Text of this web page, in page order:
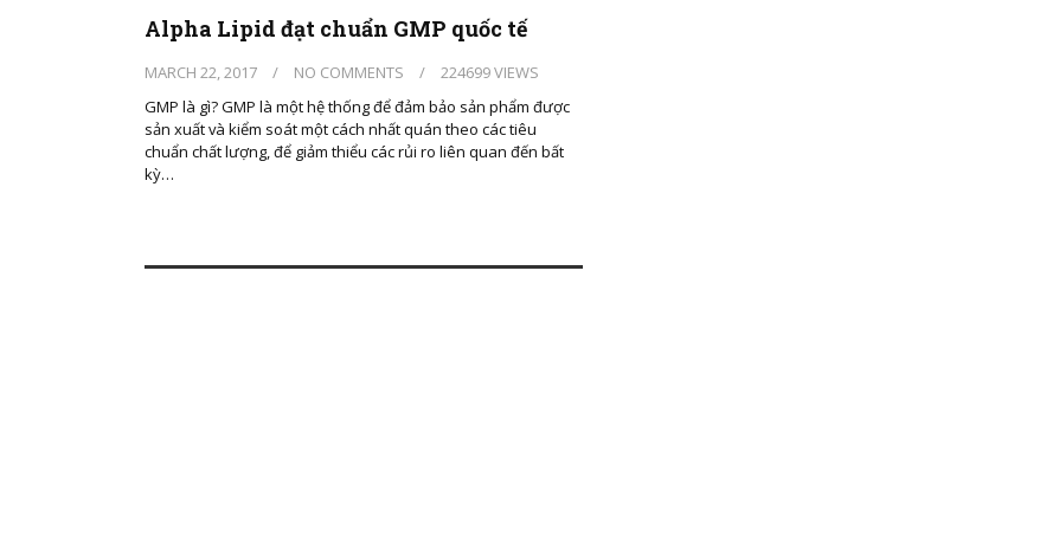
Alpha Lipid đạt chuẩn GMP quốc tế
MARCH 22, 2017 / NO COMMENTS /
224699 VIEWS
GMP là gì? GMP là một hệ thống để đảm bảo sản phẩm được
sản xuất và kiểm soát một cách nhất quán theo các tiêu
chuẩn chất lượng, để giảm thiểu các rủi ro liên quan đến bất
kỳ…